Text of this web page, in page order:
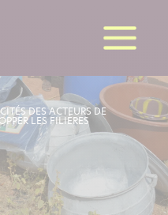
DES ACTEURS DE
LES FILIÈRES